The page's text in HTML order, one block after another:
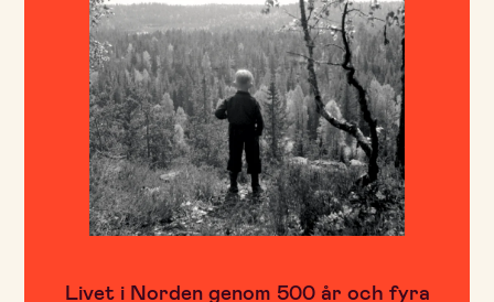
Livet i Norden genom 500 år och fyra